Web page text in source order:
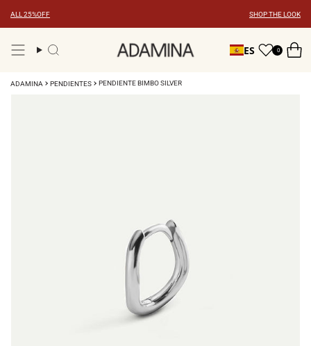
contenido
ALL 25%OFF SHOP THE LOOK
Búsqueda ES 0
ADAMINA PENDIENTES PENDIENTE BIMBO SILVER